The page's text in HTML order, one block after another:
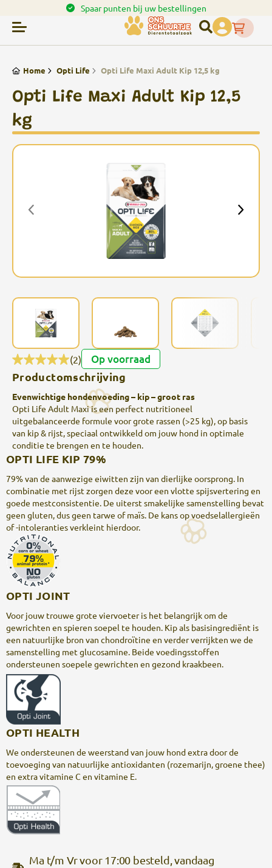
Spaar punten bij uw bestellingen
Home Opti Life Opti Life Maxi Adult Kip 12,5 kg
Opti Life Maxi Adult Kip 12,5
kg
(2)
Op voorraad
Productomschrijving
Evenwichtige hondenvoeding – kip – groot ras
Opti Life Adult Maxi is een perfect nutritioneel
uitgebalanceerde formule voor grote rassen (>25 kg), op basis
van kip & rijst, speciaal ontwikkeld om jouw hond in optimale
conditie te brengen en te houden.
OPTI LIFE KIP 79%
79% van de aanwezige eiwitten zijn van dierlijke oorsprong. In
combinatie met rijst zorgen deze voor een vlotte spijsvertering en
goede mestconsistentie. De uiterst smakelijke samenstelling bevat
geen gluten, dus geen tarwe of maïs. De kans op voedselallergieën
of -intoleranties verkleint hierdoor.
OPTI JOINT
Voor jouw trouwe grote viervoeter is het belangrijk om de
gewrichten en spieren soepel te houden. Kip als basisingrediënt is
een natuurlijke bron van chondroïtine en verder verrijkten we de
samenstelling met glucosamine. Beide voedingsstoffen
ondersteunen soepele gewrichten en gezond kraakbeen.
OPTI HEALTH
We ondersteunen de weerstand van jouw hond extra door de
toevoeging van natuurlijke antioxidanten (rozemarijn, groene thee)
en extra vitamine C en vitamine E.
Ma t/m Vr voor 17:00 besteld, vandaag